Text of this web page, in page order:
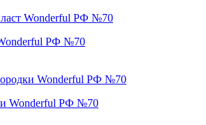
РФ №70
Wonderful РФ №70